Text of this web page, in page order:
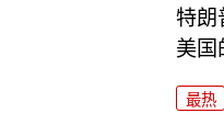
特朗
美国
最热